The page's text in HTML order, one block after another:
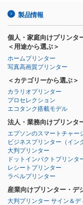
製品情報
個人・家庭向けプリンタ
＜用途から選ぶ＞
ホームプリンター
写真高画質プリンター
＜カテゴリーから選ぶ＞
カラリオプリンター
プロセレクション
エコタンク搭載モデル
法人・業務向けプリンタ
エプソンのスマートチャー
ビジネスプリンター （イン
大判プリンター
ドットインパクトプリンタ
レシートプリンター
ラベルプリンター
産業向けプリンター・デ
大判プリンター サイン＆デ